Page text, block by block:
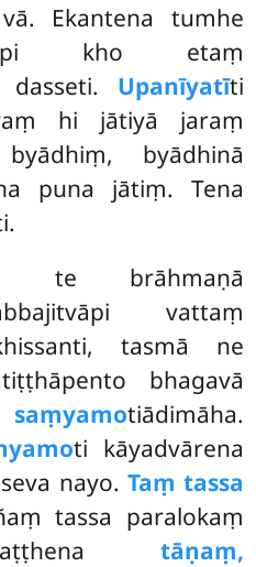
Ekantena tumhe
kho etaṃ
dasseti. Upanīyatīti
hi jātiyā jaraṃ
byādhinā
puna jātiṃ. Tena
te brāhmaṇā
vattaṃ
tasmā ne
bhagavā
tiādimāha.
ti kāyadvārena
nayo. Taṃ tassa
tassa paralokaṃ
tāṇaṃ,